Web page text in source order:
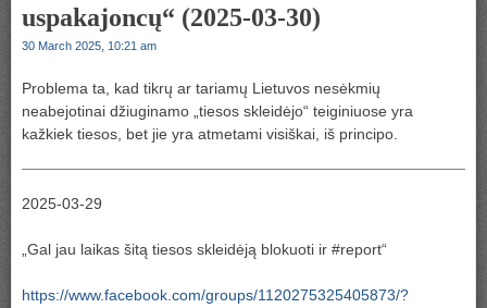
uspakajoncų“ (2025-03-30)
30 March 2025, 10:21 am
Problema ta, kad tikrų ar tariamų Lietuvos nesėkmių
neabejotinai džiuginamo „tiesos skleidėjo“ teiginiuose yra
kažkiek tiesos, bet jie yra atmetami visiškai, iš principo.
2025-03-29
„Gal jau laikas šitą tiesos skleidėją blokuoti ir #report“
https://www.facebook.com/groups/1120275325405873/?